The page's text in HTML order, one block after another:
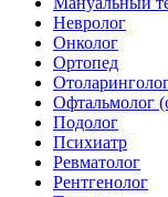
Невролог
Онколог
Ортопед
Офтальмолог
Подолог
Психиатр
Ревматолог
Рентгенолог